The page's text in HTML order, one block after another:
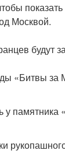
Москвой.
будут
«Битвы за
у памятника